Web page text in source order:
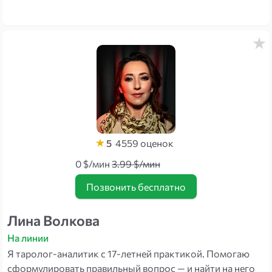
5 4559 оценок
0 $/мин 3.99 $/мин
Позвонить бесплатно
Лина Волкова
На линии
Я таролог-аналитик с 17-летней практикой. Помогаю
сформулировать правильный вопрос — и найти на него